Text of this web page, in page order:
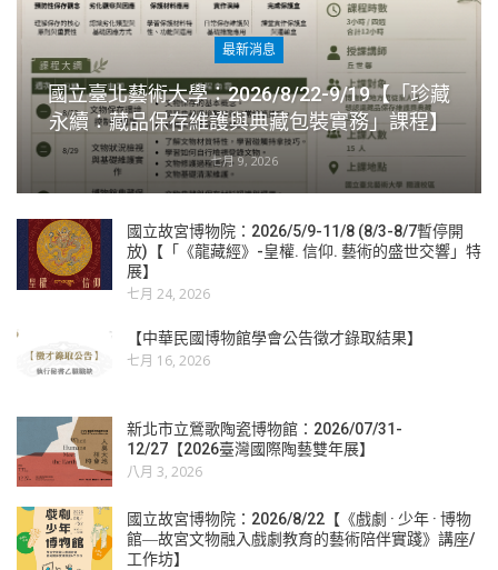
最新消息
國立臺北藝術大學：2026/8/22-9/19【「珍藏
永續：藏品保存維護與典藏包裝實務」課程】
七月 9, 2026
國立故宮博物院：2026/5/9-11/8 (8/3-8/7暫停開
放)【「《龍藏經》-皇權. 信仰. 藝術的盛世交響」特
展】
七月 24, 2026
【中華民國博物館學會公告徵才錄取結果】
七月 16, 2026
新北市立鶯歌陶瓷博物館：2026/07/31-
12/27【2026臺灣國際陶藝雙年展】
八月 3, 2026
國立故宮博物院：2026/8/22【《戲劇 · 少年 · 博物
館―故宮文物融入戲劇教育的藝術陪伴實踐》講座/
工作坊】